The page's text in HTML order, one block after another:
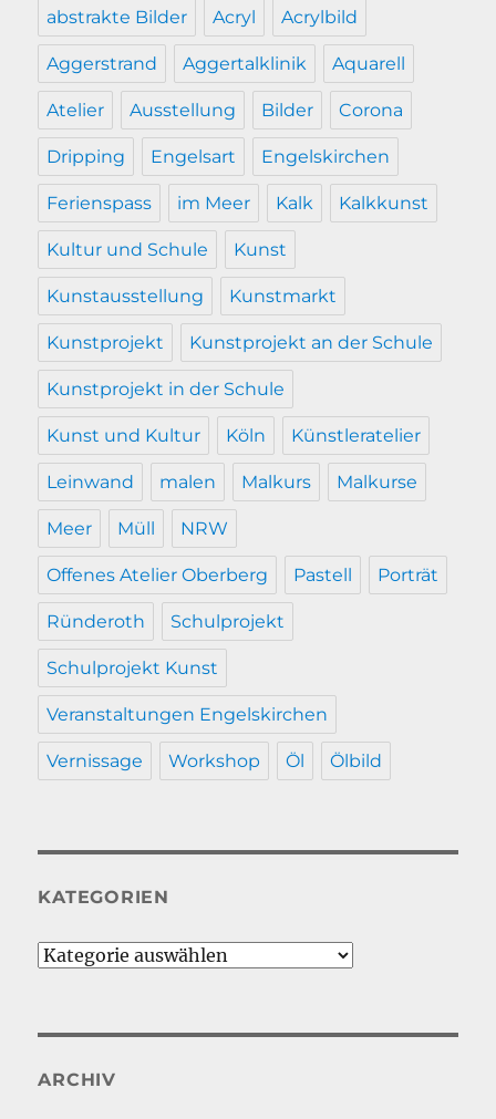
abstrakte Bilder Acryl Acrylbild
Aggerstrand Aggertalklinik Aquarell
Atelier Ausstellung Bilder Corona
Dripping Engelsart Engelskirchen
Ferienspass im Meer Kalk Kalkkunst
Kultur und Schule Kunst
Kunstausstellung Kunstmarkt
Kunstprojekt Kunstprojekt an der Schule
Kunstprojekt in der Schule
Kunst und Kultur Köln Künstleratelier
Leinwand malen Malkurs Malkurse
Meer Müll NRW
Offenes Atelier Oberberg Pastell Porträt
Ründeroth Schulprojekt
Schulprojekt Kunst
Veranstaltungen Engelskirchen
Vernissage Workshop Öl Ölbild
KATEGORIEN
Kategorien
ARCHIV